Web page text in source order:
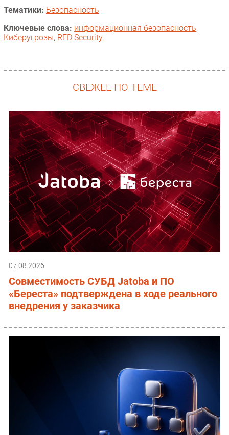
Тематики: Безопасность
Ключевые слова: информационная безопасность,
Киберугрозы, RED Security
СВЕЖЕЕ ПО ТЕМЕ
07.08.2026
Совместимость СУБД Jatoba и ПО
«Береста» подтверждена в ходе реального
внедрения у заказчика